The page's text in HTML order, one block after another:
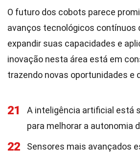
O futuro dos cobots parece
avanços tecnológicos contínuos
expandir suas capacidades e
inovação nesta área está em
trazendo novas oportunidades e
21
A inteligência artificial está
para melhorar a autonomia
22
Sensores mais avançados